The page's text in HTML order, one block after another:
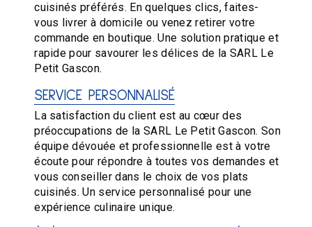
cuisinés préférés. En quelques clics, faites-
vous livrer à domicile ou venez retirer votre
commande en boutique. Une solution pratique et
rapide pour savourer les délices de la SARL Le
Petit Gascon.
SERVICE PERSONNALISÉ
La satisfaction du client est au cœur des
préoccupations de la SARL Le Petit Gascon. Son
équipe dévouée et professionnelle est à votre
écoute pour répondre à toutes vos demandes et
vous conseiller dans le choix de vos plats
cuisinés. Un service personnalisé pour une
expérience culinaire unique.